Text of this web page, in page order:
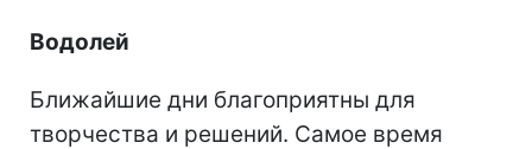
Водолей
Ближайшие дни благоприятны для
творчества и решений. Самое время